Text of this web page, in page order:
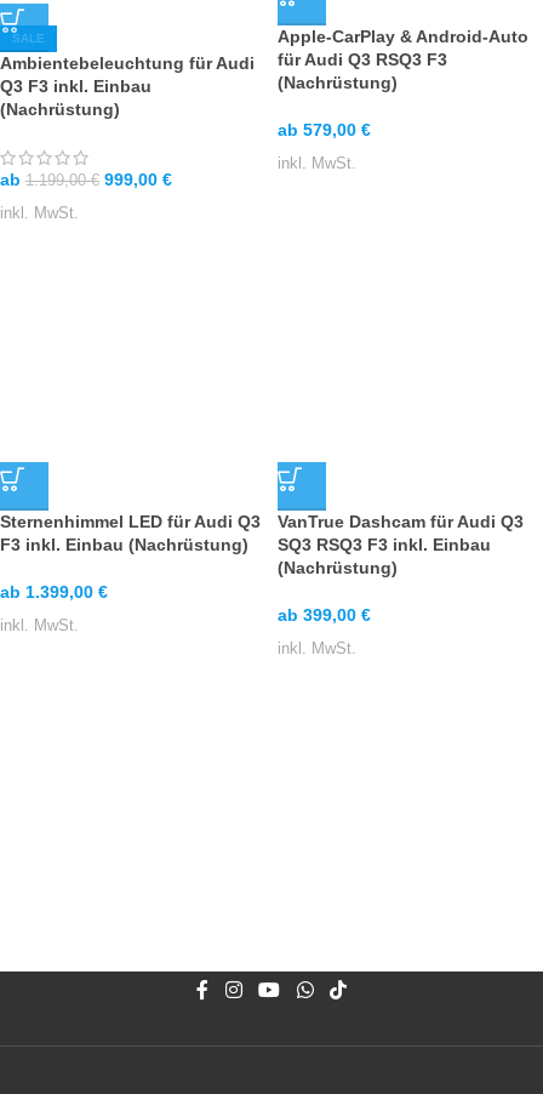
SALE
Ambientebeleuchtung für Audi
Q3 F3 inkl. Einbau
(Nachrüstung)
ab 1.199,00€ 999,00 €
inkl. MwSt.
Apple-CarPlay & Android-Auto
für Audi Q3 RSQ3 F3
(Nachrüstung)
ab 579,00 €
inkl. MwSt.
Sternenhimmel LED für Audi Q3
F3 inkl. Einbau (Nachrüstung)
ab 1.399,00 €
inkl. MwSt.
VanTrue Dashcam für Audi Q3
SQ3 RSQ3 F3 inkl. Einbau
(Nachrüstung)
ab 399,00 €
inkl. MwSt.